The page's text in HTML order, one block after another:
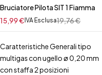
Bruciatore Pilota SIT 1 Fiamma
19,76€
15,99€ IVA Esclusa
Caratteristiche Generali tipo
multigas con ugello ø 0,20 mm
con staffa 2 posizioni